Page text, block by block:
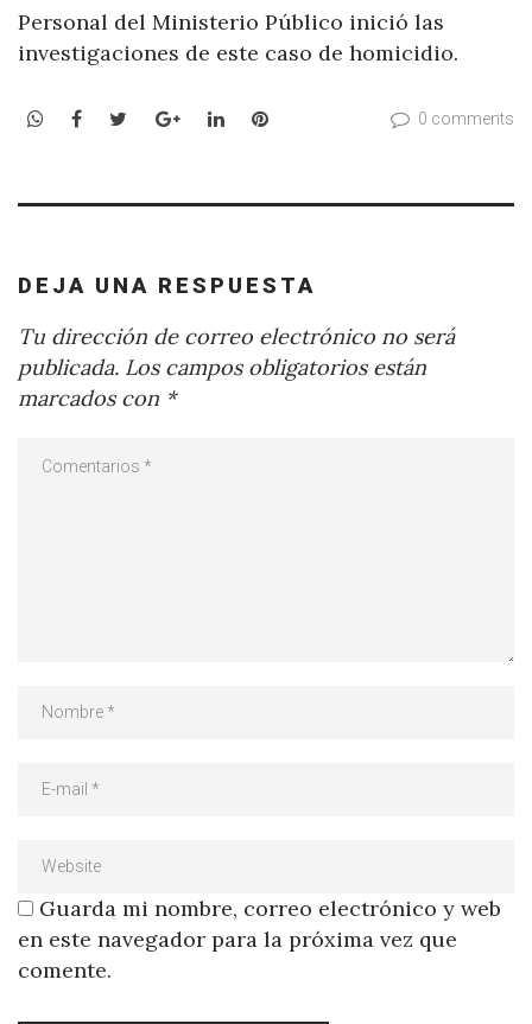
Personal del Ministerio Público inició las
investigaciones de este caso de homicidio.
WhatsApp
Facebook
TwitterGoogle+LinkedInPinterest 0 comments
DEJA UNA RESPUESTA
Tu dirección de correo electrónico no será
publicada. Los campos obligatorios están
marcados con *
Guarda mi nombre, correo electrónico y web
en este navegador para la próxima vez que
comente.